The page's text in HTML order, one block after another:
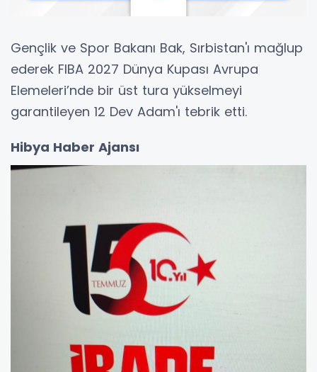
Gençlik ve Spor Bakanı Bak, Sırbistan'ı mağlup
ederek FIBA 2027 Dünya Kupası Avrupa
Elemeleri’nde bir üst tura yükselmeyi
garantileyen 12 Dev Adam'ı tebrik etti.
Hibya Haber Ajansı